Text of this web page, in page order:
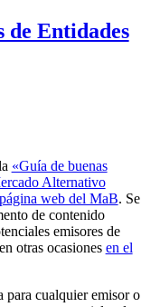
de Entidades
«Guía de buenas
Alternativo
web del MaB. Se
de contenido
emisores de
otras ocasiones en el
para cualquier emisor o